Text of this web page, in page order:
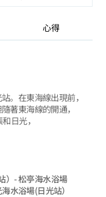
心得
。在東海線出現前，
著東海線的開通，
日光，
）- 松亭海水浴場
水浴場(日光站）